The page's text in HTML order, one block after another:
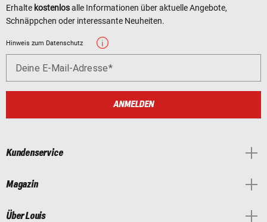
Erhalte kostenlosalle Informationen über aktuelle Angebote,
Schnäppchen oder interessante Neuheiten.
Hinweis zum Datenschutz
Deine E-Mail-Adresse
ANMELDEN
Kundenservice
Magazin
Über Louis